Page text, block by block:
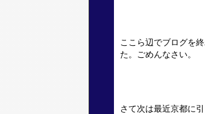
ここら辺でブログを
た。ごめんなさい。
さて次は最近京都に